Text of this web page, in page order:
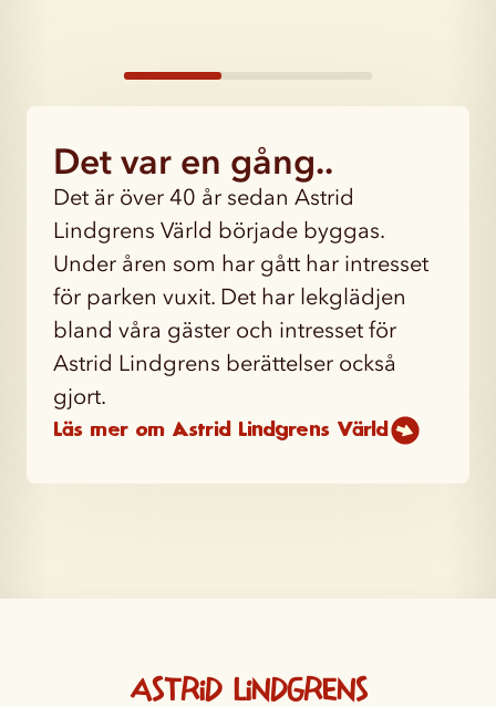
Det var en gång..
Det är över 40 år sedan Astrid
Lindgrens Värld började byggas.
Under åren som har gått har intresset
för parken vuxit. Det har lekglädjen
bland våra gäster och intresset för
Astrid Lindgrens berättelser också
gjort.
Läs mer om Astrid Lindgrens Värld
Astrid Lindgrens